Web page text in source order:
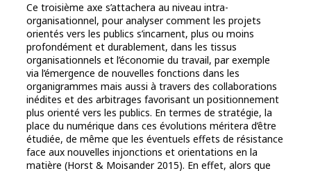
Ce troisième axe s’attachera au niveau intra-
organisationnel, pour analyser comment les projets
orientés vers les publics s’incarnent, plus ou moins
profondément et durablement, dans les tissus
organisationnels et l’économie du travail, par exemple
via l’émergence de nouvelles fonctions dans les
organigrammes mais aussi à travers des collaborations
inédites et des arbitrages favorisant un positionnement
plus orienté vers les publics. En termes de stratégie, la
place du numérique dans ces évolutions méritera d’être
étudiée, de même que les éventuels effets de résistance
face aux nouvelles injonctions et orientations en la
matière (Horst & Moisander 2015). En effet, alors que